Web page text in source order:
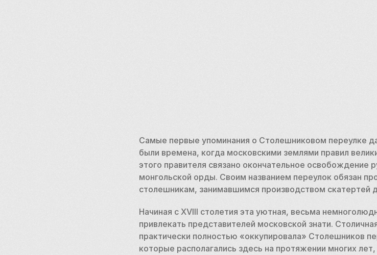
Самые первые упоминания о Столешниковом переулке
были времена, когда московскими землями правил
этого правителя связано окончательное освобождение
монгольской орды. Своим названием переулок обязан
столешникам, занимавшимся производством скатертей
Начиная c XVIII столетия эта уютная, весьма
привлекать представителей московской знати.
практически полностью «оккупировала» Столешников
которые располагались здесь на протяжении многих